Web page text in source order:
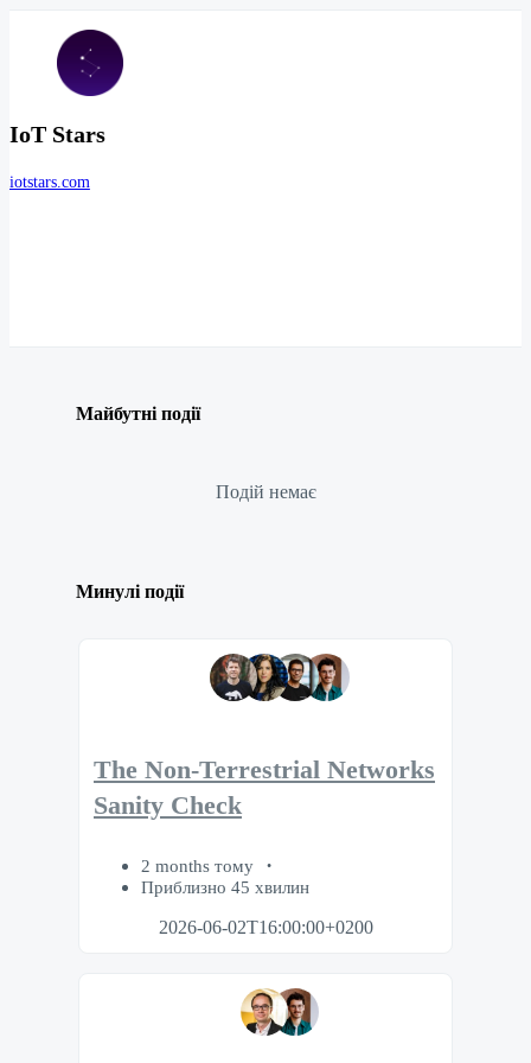
IoT Stars
iotstars.com
Майбутні події
Подій немає
Минулі події
The Non-Terrestrial Networks
Sanity Check
2 months тому
Приблизно 45 хвилин
2026-06-02T16:00:00+0200